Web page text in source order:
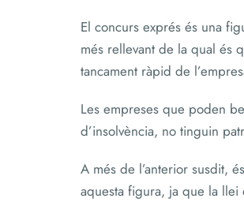
El concurs exprés és una
més rellevant de la qual és
tancament ràpid de
Les empreses que poden
d’insolvència, no tinguin
A més de l’anterior susdit,
aquesta figura, ja que la llei